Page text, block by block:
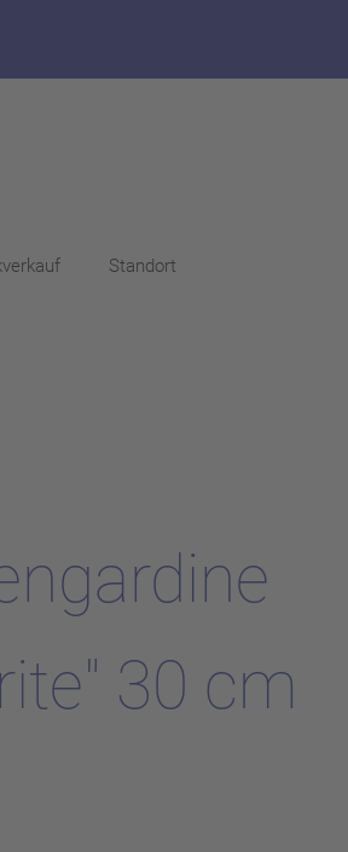
Standort
30 cm